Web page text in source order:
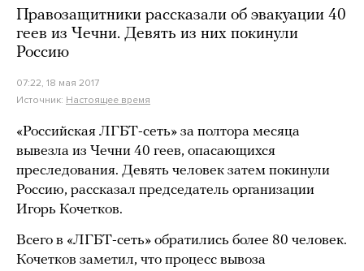
Правозащитники рассказали об эвакуации 40
геев из Чечни. Девять из них покинули
Россию
07:22, 18 мая 2017
Источник: Настоящее время
«Российская ЛГБТ-сеть» за полтора месяца
вывезла из Чечни 40 геев, опасающихся
преследования. Девять человек затем покинули
Россию, рассказал председатель организации
Игорь Кочетков.
Всего в «ЛГБТ-сеть» обратились более 80 человек.
Кочетков заметил, что процесс вывоза